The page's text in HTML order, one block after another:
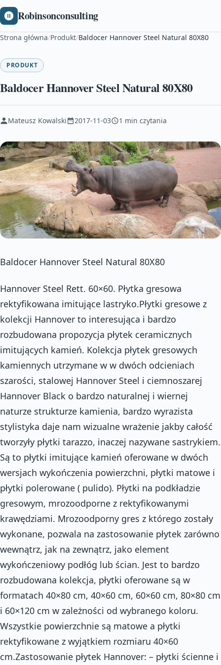
Robinsonconsulting
Strona główna/Produkt/Baldocer Hannover Steel Natural 80X80
PRODUKT
Baldocer Hannover Steel Natural 80X80
Mateusz Kowalski 2017-11-03 1 min czytania
Baldocer Hannover Steel Natural 80X80
Hannover Steel Rett. 60×60. Płytka gresowa
rektyfikowana imitujące lastryko.Płytki gresowe z
kolekcji Hannover to interesująca i bardzo
rozbudowana propozycja płytek ceramicznych
imitujących kamień. Kolekcja płytek gresowych
kamiennych utrzymane w w dwóch odcieniach
szarości, stalowej Hannover Steel i ciemnoszarej
Hannover Black o bardzo naturalnej i wiernej
naturze strukturze kamienia, bardzo wyrazista
stylistyka daje nam wizualne wrażenie jakby całość
tworzyły płytki tarazzo, inaczej nazywane sastrykiem.
Są to płytki imitujące kamień oferowane w dwóch
wersjach wykończenia powierzchni, płytki matowe i
płytki polerowane ( pulido). Płytki na podkładzie
gresowym, mrozoodporne z rektyfikowanymi
krawędziami. Mrozoodporny gres z którego zostały
wykonane, pozwala na zastosowanie płytek zarówno
wewnątrz, jak na zewnątrz, jako element
wykończeniowy podłóg lub ścian. Jest to bardzo
rozbudowana kolekcja, płytki oferowane są w
formatach 40×80 cm, 40×60 cm, 60×60 cm, 80×80 cm
i 60×120 cm w zależności od wybranego koloru.
Wszystkie powierzchnie są matowe a płytki
rektyfikowane z wyjątkiem rozmiaru 40×60
cm.Zastosowanie płytek Hannover: – płytki ścienne i